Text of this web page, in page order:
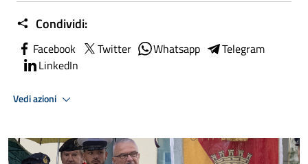
Condividi:
Facebook Twitter Whatsapp
Telegram
LinkedIn
Vedi azioni